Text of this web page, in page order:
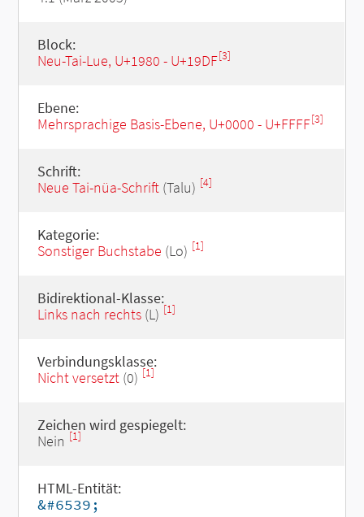
Block:
Neu-Tai-Lue, U+1980 - U+19DF[3]
Ebene:
Mehrsprachige Basis-Ebene, U+0000 - U+FFFF[3]
Schrift:
Neue Tai-nüa-Schrift(Talu) [4]
Kategorie:
Sonstiger Buchstabe (Lo) [1]
Bidirektional-Klasse:
Links nach rechts(L) [1]
Verbindungsklasse:
Nicht versetzt(0) [1]
Zeichen wird gespiegelt:
Nein [1]
HTML-Entität:
&#6539;